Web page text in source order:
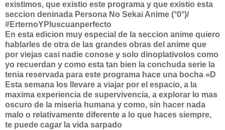
existimos, que existio este programa y que existio esta
seccion deninada Persona No Sekai Anime (°0°)/
#ErternoYPluscuanperfecto
En esta edicion muy especial de la seccion anime quiero
hablarles de otra de las grandes obras del anime que
por viejas casi nadie conose y solo dinoplativolos como
yo recuerdan y como esta tan bien la conchuda serie la
tenia reservada para este programa hace una bocha =D
Esta semana los llevare a viajar por el espacio, a la
maxima experiencia de supervivencia, a explorar lo mas
oscuro de la miseria humana y como, sin hacer nada
malo o relativamente diferente a lo que haces siempre,
te puede cagar la vida sarpado